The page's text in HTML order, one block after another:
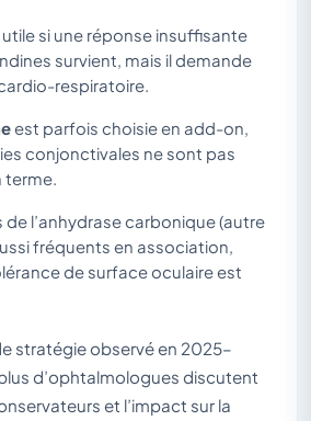
si une réponse insuffisante
survient, mais il demande
respiratoire.
est parfois choisie en add-on,
conjonctivales ne sont pas
terme.
de l’anhydrase carbonique (autre
fréquents en association,
de surface oculaire est
stratégie observé en 2025–
d’ophtalmologues discutent
et l’impact sur la